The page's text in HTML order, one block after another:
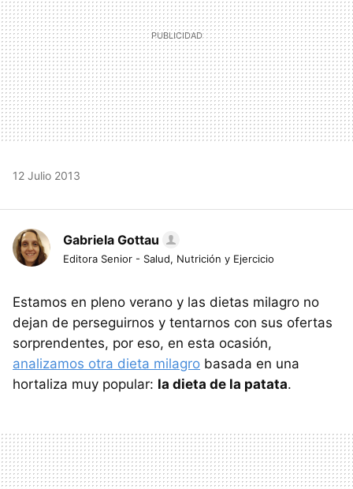
12 Julio 2013
Gabriela Gottau
Editora Senior - Salud, Nutrición y Ejercicio
Estamos en pleno verano y las dietas milagro no
dejan de perseguirnos y tentarnos con sus ofertas
sorprendentes, por eso, en esta ocasión,
analizamos otra dieta milagro basada en una
hortaliza muy popular: la dieta de la patata.